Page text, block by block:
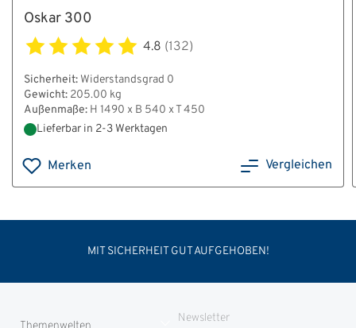
Oskar 300
4.8 (132)
Sicherheit: Widerstandsgrad 0
Gewicht: 205.00 kg
Außenmaße: H 1490 x B 540 x T 450
Lieferbar in 2-3 Werktagen
Merken Vergleichen
MIT SICHERHEIT GUT AUFGEHOBEN!
Newsletter